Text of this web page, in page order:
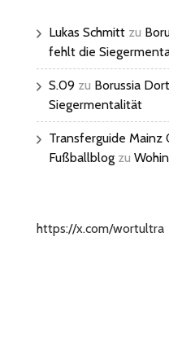
Lukas Schmitt zu
fehlt die
S.09 zu Borussia
Siegermentalität
Transferguide
Fußballblog zu
https://x.com/wortultra